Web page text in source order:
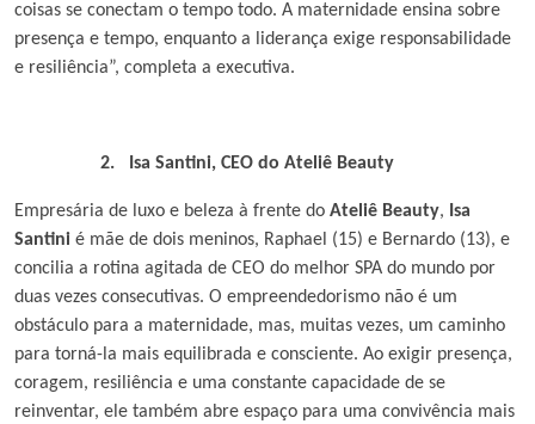
coisas se conectam o tempo todo. A maternidade ensina sobre
presença e tempo, enquanto a liderança exige responsabilidade
e resiliência”, completa a executiva.
2. Isa Santini, CEO do Ateliê Beauty
Empresária de luxo e beleza à frente do Ateliê Beauty, Isa
Santini é mãe de dois meninos, Raphael (15) e Bernardo (13), e
concilia a rotina agitada de CEO do melhor SPA do mundo por
duas vezes consecutivas. O empreendedorismo não é um
obstáculo para a maternidade, mas, muitas vezes, um caminho
para torná-la mais equilibrada e consciente. Ao exigir presença,
coragem, resiliência e uma constante capacidade de se
reinventar, ele também abre espaço para uma convivência mais